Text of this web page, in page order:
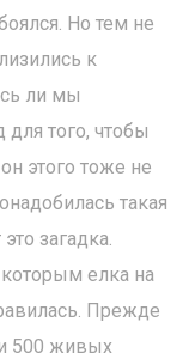
Но тем не
к
ли мы
того, чтобы
этого тоже не
такая
загадка.
которым елка на
Прежде
500 живых